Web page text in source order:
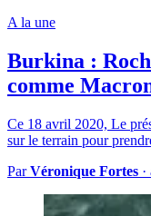
A la une
Burkina :
comme
Ce 18 avril 2020, Le
sur le terrain pour
ParVéronique Fortes ·